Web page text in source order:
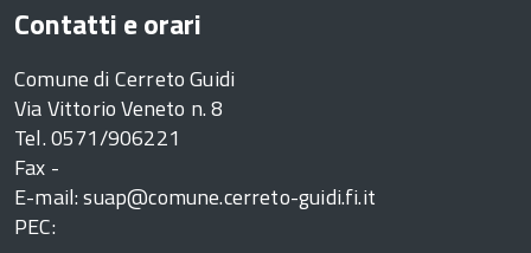
Contatti e orari
Comune di Cerreto Guidi
Via Vittorio Veneto n. 8
Tel. 0571/906221
Fax -
E-mail: suap@comune.cerreto-guidi.fi.it
PEC: